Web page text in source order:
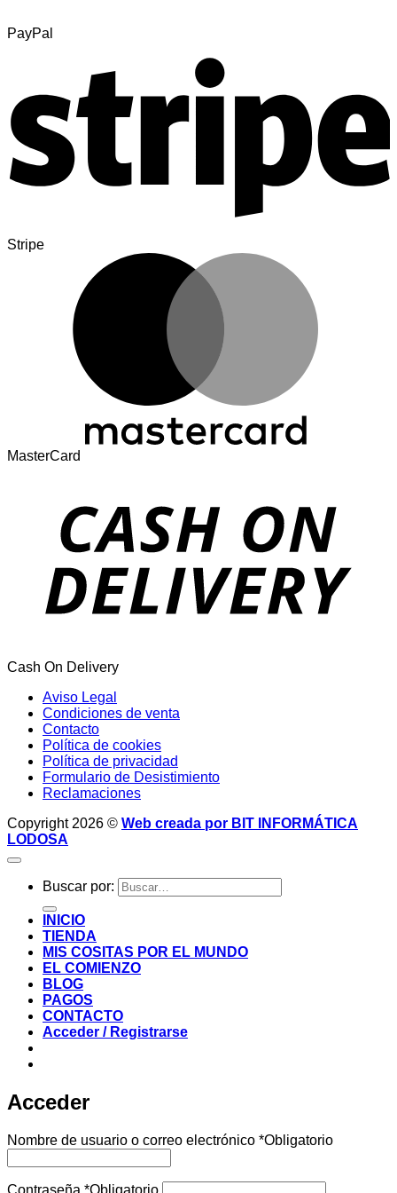
PayPal
Stripe
MasterCard
Cash On Delivery
Aviso Legal
Condiciones de venta
Contacto
Política de cookies
Política de privacidad
Formulario de Desistimiento
Reclamaciones
Copyright 2026 © Web creada por BIT INFORMÁTICA
LODOSA
Buscar por:
INICIO
TIENDA
MIS COSITAS POR EL MUNDO
EL COMIENZO
BLOG
PAGOS
CONTACTO
Acceder / Registrarse
Acceder
Nombre de usuario o correo electrónico *Obligatorio